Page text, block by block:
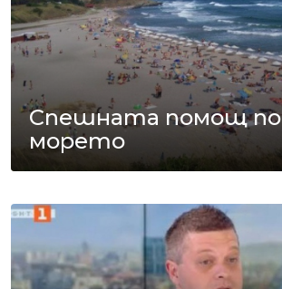
Спешната помощ по
морето